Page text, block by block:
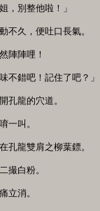
別整他啦！」
久，便吐口長氣。
陣哩！
錯吧！記住了吧？」
龍的穴道。
叫。
龍雙肩之柳葉鏢。
白粉。
消。